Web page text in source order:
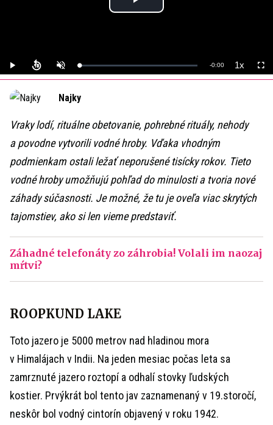
Play
Play UnmuteLoaded:
0%
Remaining
-0:00 1xPlayback
Rate
Najky
Vraky lodí, rituálne obetovanie, pohrebné rituály, nehody
a povodne vytvorili vodné hroby. Vďaka vhodným
podmienkam ostali ležať neporušené tisícky rokov. Tieto
vodné hroby umožňujú pohľad do minulosti a tvoria nové
záhady súčasnosti. Je možné, že tu je oveľa viac skrytých
tajomstiev, ako si len vieme predstaviť.
Záhadné telefonáty zo záhrobia! Volali im naozaj
mŕtvi?
ROOPKUND LAKE
Toto jazero je 5000 metrov nad hladinou mora
v Himalájach v Indii. Na jeden mesiac počas leta sa
zamrznuté jazero roztopí a odhalí stovky ľudských
kostier. Prvýkrát bol tento jav zaznamenaný v 19.storočí,
neskôr bol vodný cintorín objavený v roku 1942.